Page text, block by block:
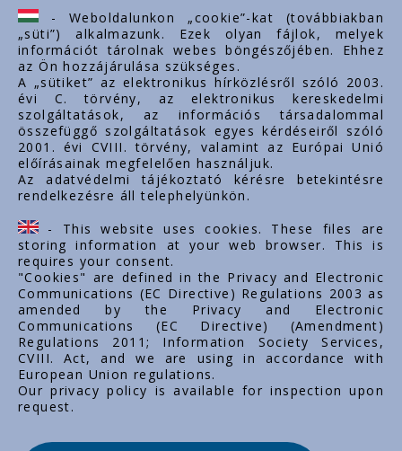
ertekesites@styron.hu
export@styron.hu
www.styron.hu
Important links
Über uns
Dokumente
Kontakt
Karriere
- Weboldalunkon „cookie”-kat (továbbiakban
„süti”) alkalmazunk. Ezek olyan fájlok, melyek
információt tárolnak webes böngészőjében. Ehhez
az Ön hozzájárulása szükséges.
A „sütiket” az elektronikus hírközlésről szóló 2003.
évi C. törvény, az elektronikus kereskedelmi
szolgáltatások, az információs társadalommal
összefüggő szolgáltatások egyes kérdéseiről szóló
2001. évi CVIII. törvény, valamint az Európai Unió
előírásainak megfelelően használjuk.
Az adatvédelmi tájékoztató kérésre betekintésre
rendelkezésre áll telephelyünkön.
- This website uses cookies. These files are
storing information at your web browser. This is
requires your consent.
"Cookies" are defined in the Privacy and Electronic
Communications (EC Directive) Regulations 2003 as
amended by the Privacy and Electronic
Communications (EC Directive) (Amendment)
Regulations 2011; Information Society Services,
CVIII. Act, and we are using in accordance with
European Union regulations.
Our privacy policy is available for inspection upon
request.